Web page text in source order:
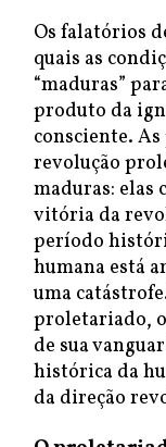
Os falatórios
quais as
“maduras”
produto da
consciente.
revolução
maduras: elas
vitória da
período
humana está
uma
proletariado,
de sua
histórica da
da direção